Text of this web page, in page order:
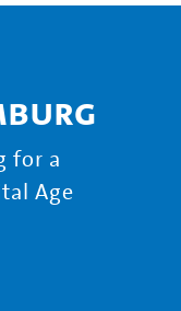
for a
Age